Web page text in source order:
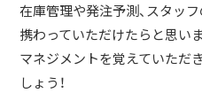
在庫管理や発注予測、スタッ
携わっていただけたらと思いま
マネジメントを覚えていただ
しょう！